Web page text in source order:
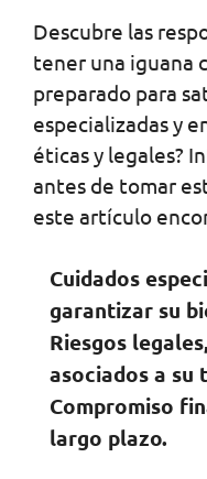
Descubre las
tener una iguana
preparado para
especializadas y
éticas y legales?
antes de tomar
este artículo
Cuidados
garantizar su
Riesgos
asociados a su
Compromiso
largo plazo.